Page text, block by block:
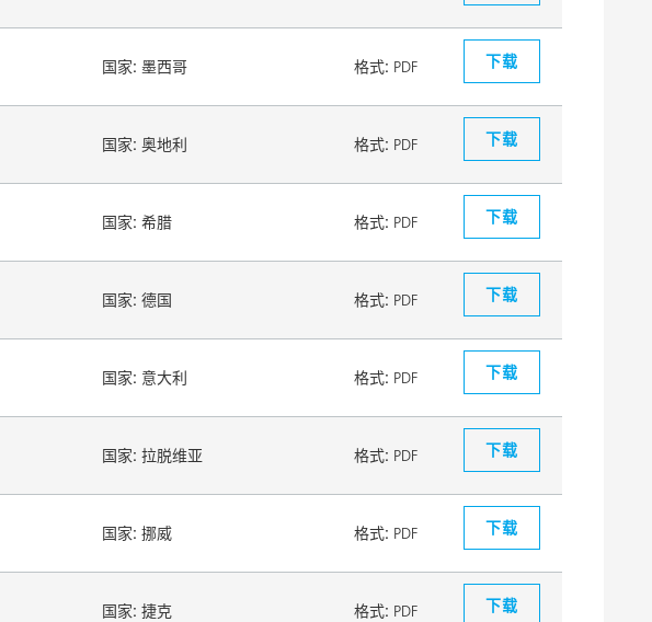
国家: 墨西哥 格式: PDF 下载
国家: 奥地利 格式: PDF 下载
国家: 希腊 格式: PDF 下载
国家: 德国 格式: PDF 下载
国家: 意大利 格式: PDF 下载
国家: 拉脱维亚 格式: PDF 下载
国家: 挪威 格式: PDF 下载
国家: 捷克 格式: PDF 下载